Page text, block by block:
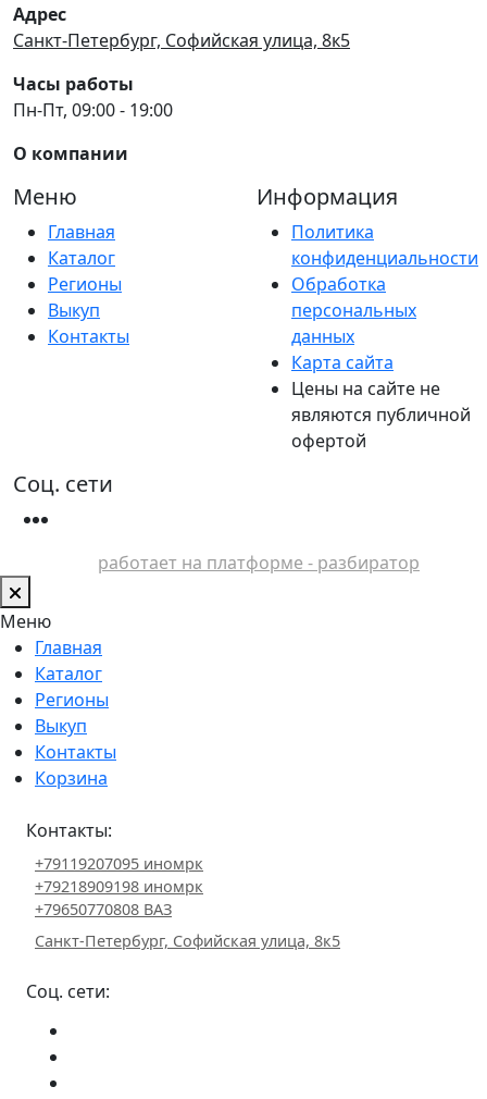
Адрес
Санкт-Петербург, Софийская улица, 8к5
Часы работы
Пн-Пт, 09:00 - 19:00
О компании
Меню
Главная
Каталог
Регионы
Выкуп
Контакты
Информация
Политика
конфиденциальности
Обработка
персональных
данных
Карта сайта
Цены на сайте не
являются публичной
офертой
Соц. сети
работает на платформе - разбиратор
Меню
Главная
Каталог
Регионы
Выкуп
Контакты
Корзина
Контакты:
+79119207095 иномрк
+79218909198 иномрк
+79650770808 ВАЗ
Санкт-Петербург, Софийская улица, 8к5
Соц. сети: